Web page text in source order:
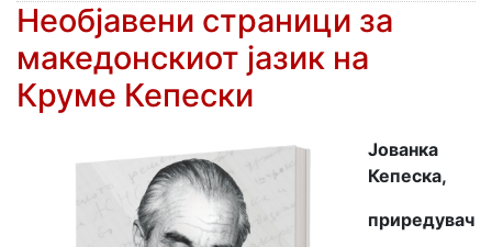
Необјавени страници за
македонскиот јазик на
Круме Кепески
Јованка
Кепеска,
приредувач